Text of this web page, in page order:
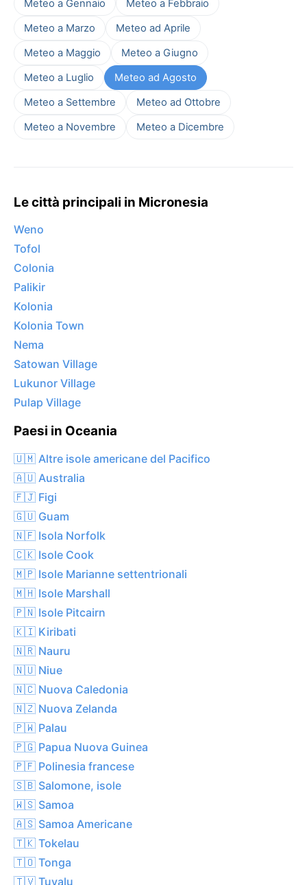
Meteo a Gennaio
Meteo a Febbraio
Meteo a Marzo
Meteo ad Aprile
Meteo a Maggio
Meteo a Giugno
Meteo a Luglio
Meteo ad Agosto
Meteo a Settembre
Meteo ad Ottobre
Meteo a Novembre
Meteo a Dicembre
Le città principali in Micronesia
Weno
Tofol
Colonia
Palikir
Kolonia
Kolonia Town
Nema
Satowan Village
Lukunor Village
Pulap Village
Paesi in Oceania
🇺🇲 Altre isole americane del Pacifico
🇦🇺 Australia
🇫🇯 Figi
🇬🇺 Guam
🇳🇫 Isola Norfolk
🇨🇰 Isole Cook
🇲🇵 Isole Marianne settentrionali
🇲🇭 Isole Marshall
🇵🇳 Isole Pitcairn
🇰🇮 Kiribati
🇳🇷 Nauru
🇳🇺 Niue
🇳🇨 Nuova Caledonia
🇳🇿 Nuova Zelanda
🇵🇼 Palau
🇵🇬 Papua Nuova Guinea
🇵🇫 Polinesia francese
🇸🇧 Salomone, isole
🇼🇸 Samoa
🇦🇸 Samoa Americane
🇹🇰 Tokelau
🇹🇴 Tonga
🇹🇻 Tuvalu